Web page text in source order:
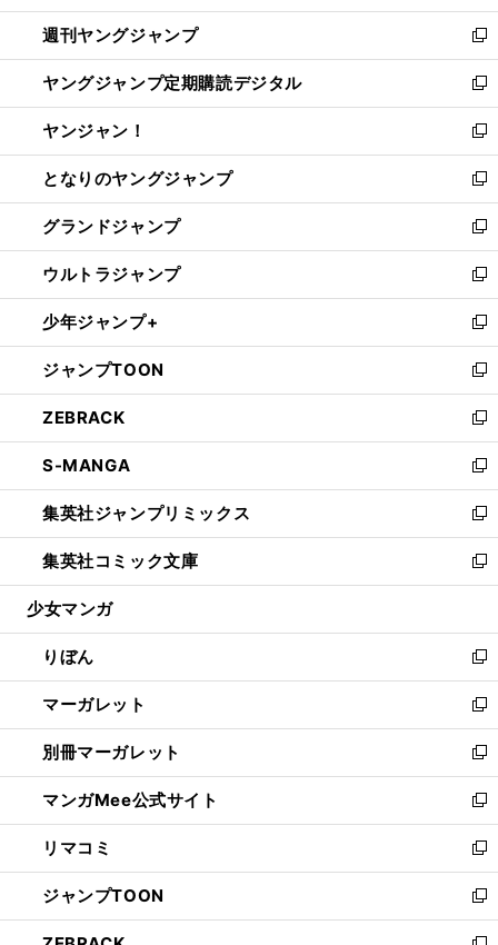
開
く
ウ
で
開
く
ン
ド
ウ
で
開
く
ウ
ィ
ン
ド
ウ
で
開
く
週刊ヤングジャンプ
新
し
い
ウ
ィ
ン
ド
ウ
で
開
く
ヤングジャンプ定期購読デジタル
新
し
い
ウ
ィ
ン
ド
ウ
で
開
く
ヤンジャン！
新
し
い
ウ
ィ
ン
ド
ウ
で
開
く
となりのヤングジャンプ
新
し
い
ウ
ィ
ン
ド
ウ
で
開
く
グランドジャンプ
新
し
い
ウ
ィ
ン
ド
ウ
で
開
く
ウルトラジャンプ
新
し
い
ウ
ィ
ン
ド
ウ
で
開
く
少年ジャンプ+
新
し
い
ウ
ィ
ン
ド
ウ
で
開
く
ジャンプTOON
新
し
い
ウ
ィ
ン
ド
ウ
で
開
ZEBRACK
新
し
い
ウ
ィ
ン
ド
ウ
開
く
S-MANGA
新
し
い
ウ
ィ
ン
ウ
で
開
く
集英社ジャンプリミックス
新
し
い
ウ
ン
ド
ウ
で
開
く
集英社コミック文庫
新
し
ウ
ィ
ン
ド
ウ
で
開
く
少女マンガ
りぼん
新
し
い
ウ
ィ
ン
ド
ウ
で
開
く
マーガレット
新
し
い
ウ
ィ
ン
ド
ウ
で
開
別冊マーガレット
新
し
い
ウ
ィ
ン
ド
ウ
マンガMee公式サイト
新
し
い
ウ
ィ
ン
リマコミ
新
し
い
ウ
ジャンプTOON
新
し